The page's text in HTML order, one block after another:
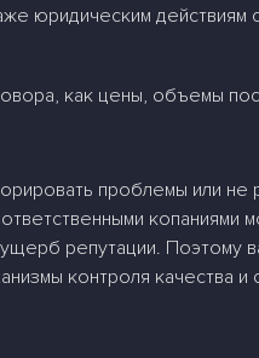
юридическим действиям
как цены, объемы
проблемы или не
копаниями
репутации. Поэтому
контроля качества и